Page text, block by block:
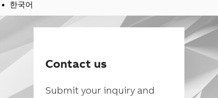
한국어
Contact us
Submit your inquiry and